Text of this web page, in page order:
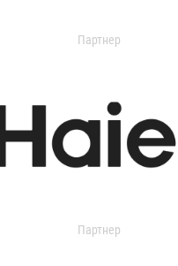
Партнер
Партнер